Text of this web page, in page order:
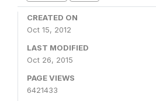
CREATED ON
Oct 15, 2012
LAST MODIFIED
Oct 26, 2015
PAGE VIEWS
6421433